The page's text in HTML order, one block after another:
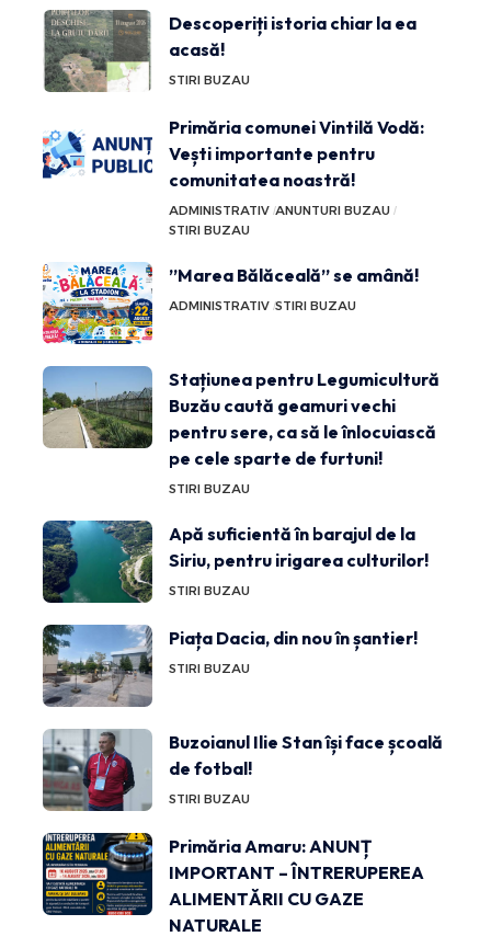
Descoperiți istoria chiar la ea
acasă!
STIRI BUZAU
Primăria comunei Vintilă Vodă:
Vești importante pentru
comunitatea noastră!
ADMINISTRATIV ANUNTURI BUZAU
STIRI BUZAU
”Marea Bălăceală” se amână!
ADMINISTRATIV STIRI BUZAU
Stațiunea pentru Legumicultură
Buzău caută geamuri vechi
pentru sere, ca să le înlocuiască
pe cele sparte de furtuni!
STIRI BUZAU
Apă suficientă în barajul de la
Siriu, pentru irigarea culturilor!
STIRI BUZAU
Piața Dacia, din nou în șantier!
STIRI BUZAU
Buzoianul Ilie Stan își face școală
de fotbal!
STIRI BUZAU
Primăria Amaru: ANUNȚ
IMPORTANT – ÎNTRERUPEREA
ALIMENTĂRII CU GAZE
NATURALE